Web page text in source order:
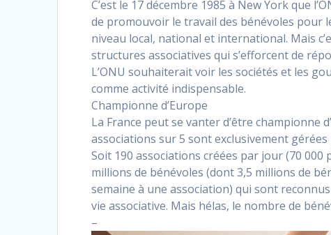
C’est le 17 décembre 1985 à New York que
de promouvoir le travail des bénévoles pour
niveau local, national et international. Mais
structures associatives qui s’efforcent de
L’ONU souhaiterait voir les sociétés et les
comme activité indispensable.
Championne d’Europe
La France peut se vanter d’être championne
associations sur 5 sont exclusivement gérées
Soit 190 associations créées par jour (70 000
millions de bénévoles (dont 3,5 millions de
semaine à une association) qui sont
vie associative. Mais hélas, le nombre de
–